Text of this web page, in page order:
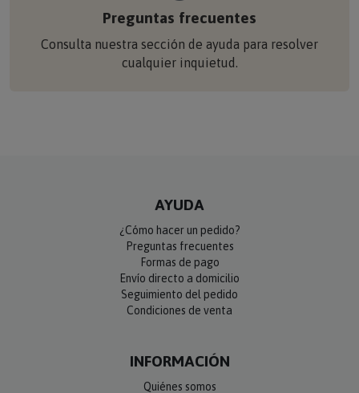
Preguntas frecuentes
Consulta nuestra sección de ayuda para resolver
cualquier inquietud.
AYUDA
¿Cómo hacer un pedido?
Preguntas frecuentes
Formas de pago
Envío directo a domicilio
Seguimiento del pedido
Condiciones de venta
INFORMACIÓN
Quiénes somos